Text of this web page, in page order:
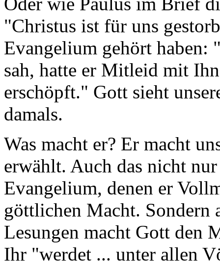
"Christus ist für uns
Evangelium gehört haben:
sah, hatte er Mitleid mit
erschöpft." Gott sieht
damals.
Was macht er? Er macht
erwählt. Auch das nicht
Evangelium, denen er
göttlichen Macht. Sondern
Lesungen macht Gott den
Ihr "werdet ... unter allen